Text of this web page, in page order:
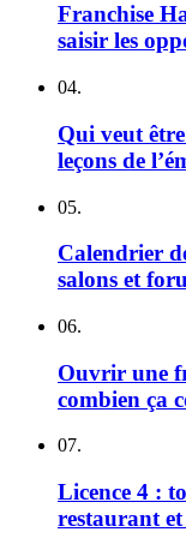
Franchise
saisir les
04.
Qui veut
leçons de
05.
Calendrier
salons et
06.
Ouvrir une
combien ça
07.
Licence 4 :
restaurant